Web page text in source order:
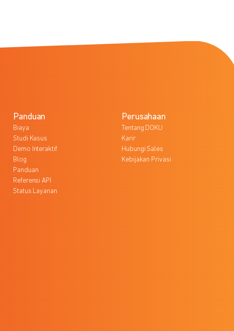
Panduan
Biaya
Studi Kasus
Demo Interaktif
Blog
Panduan
Referensi API
Status Layanan
Perusahaan
Tentang DOKU
Karir
Hubungi Sales
Kebijakan Privasi